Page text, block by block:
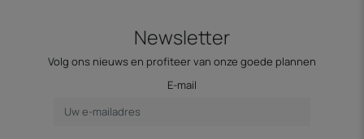
Newsletter
Volg ons nieuws en profiteer van onze goede plannen
E-mail